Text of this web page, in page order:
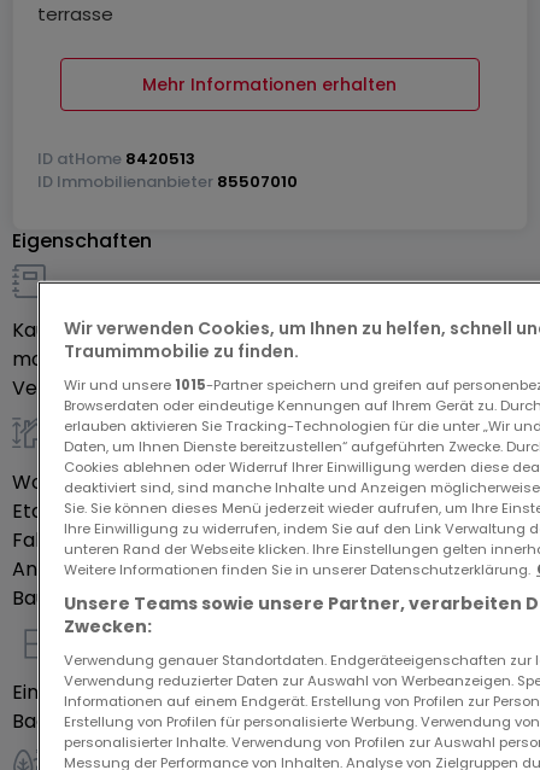
terrasse
- Salle de douche
- 2 chambres
Au sous-sol:
- 1 cave privée
- 2 emplacements de parking intérieur
La résidence est équipée d'un ascenseur.
La résidence se trouve au calme du Parc Rothweit
et à proximité de toutes commodités:
- Arrêts de bus vers Luxembourg-ville, Cloche d'Or,
Kirchberg
- Piste cyclable C1
- Accès autoroutes
- Supermarchés, petits commerces, station
d'essence, coiffeurs, esthéticiennes, fitness...
- Cabinet médical de Hesperange,
kinésithérapeutes, ostéopathes
- Ecoles préscolaires, primaires et secondaires,
crèches, aires de jeux
Mehr Informationen erhalten
ID atHome 8420513
ID Immobilienanbieter 85507010
Eigenschaften
Kaufpreis795.000 €
monatliche Nebenkosten350 €
VerfügbarkeitSofort
allgemein
Wohnfläche84,85m²
Etage des Objektes0
FahrstuhlJa
Anzahl Schlafzimmer2
Baujahr laut Energieausweis2009
Innenausstattung
EinbaukücheJa
Badezimmer1
Wir verwenden Cookies, um Ihnen zu helfen, schnell
Traumimmobilie zu finden.
Wir und unsere 1015-Partner speichern und greifen auf
Browserdaten oder eindeutige Kennungen auf Ihrem Gerät zu.
erlauben aktivieren Sie Tracking-Technologien für die unter „Wir
Daten, um Ihnen Dienste bereitzustellen“ aufgeführten Zwecke.
Cookies ablehnen oder Widerruf Ihrer Einwilligung werden diese
deaktiviert sind, sind manche Inhalte und Anzeigen
Sie. Sie können dieses Menü jederzeit wieder aufrufen, um Ihre
Ihre Einwilligung zu widerrufen, indem Sie auf den Link Verwaltung
unteren Rand der Webseite klicken. Ihre Einstellungen gelten
Weitere Informationen finden Sie in unserer Datenschutzerklärung.
Unsere Teams sowie unsere Partner, verarbeiten
Zwecken:
Verwendung genauer Standortdaten. Endgeräteeigenschaften zur
Verwendung reduzierter Daten zur Auswahl von Werbeanzeigen.
Informationen auf einem Endgerät. Erstellung von Profilen zur
Erstellung von Profilen für personalisierte Werbung. Verwendung
personalisierter Inhalte. Verwendung von Profilen zur Auswahl
Messung der Performance von Inhalten. Analyse von Zielgruppen